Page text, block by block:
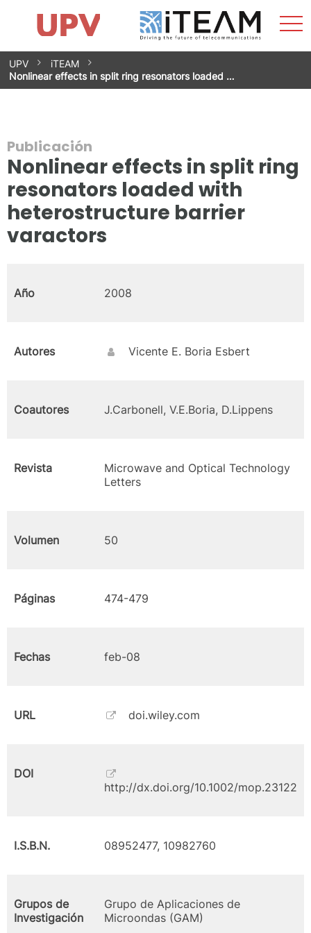
Saltar
contenido
Impacto
Grupos de investigación
Instalaciones
Spin-offs
Contacto
Prácticas
Noticias
Unidad de Igualdad
UPV
iTEAM
Nonlinear effects in split ring resonators loaded …
Publicación
Nonlinear effects in split ring
resonators loaded with
heterostructure barrier
varactors
Año 2008
Autores Vicente E. Boria Esbert
Coautores J.Carbonell, V.E.Boria, D.Lippens
Revista
Microwave and Optical Technology
Letters
Volumen 50
Páginas 474-479
Fechas feb-08
URL doi.wiley.com
DOI
http://dx.doi.org/10.1002/mop.23122
I.S.B.N. 08952477, 10982760
Grupos de
Investigación
Grupo de Aplicaciones de
Microondas (GAM)